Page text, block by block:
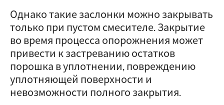
Однако такие заслонки можно закрывать
только при пустом смесителе. Закрытие
во время процесса опорожнения может
привести к застреванию остатков
порошка в уплотнении, повреждению
уплотняющей поверхности и
невозможности полного закрытия.